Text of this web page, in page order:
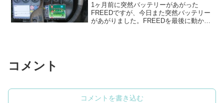
1ヶ月前に突然バッテリーがあがった
FREEDですが、今日また突然バッテリー
があがりました。FREEDを最後に動かし
コメント
コメントを書き込む